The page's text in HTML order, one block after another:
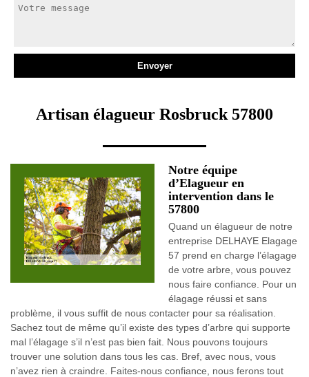
Artisan élagueur Rosbruck 57800
Notre équipe
d’Elagueur en
intervention dans le
57800
Quand un élagueur de notre
entreprise DELHAYE Elagage
57 prend en charge l’élagage
de votre arbre, vous pouvez
nous faire confiance. Pour un
élagage réussi et sans
problème, il vous suffit de nous contacter pour sa réalisation.
Sachez tout de même qu’il existe des types d’arbre qui supporte
mal l’élagage s’il n’est pas bien fait. Nous pouvons toujours
trouver une solution dans tous les cas. Bref, avec nous, vous
n’avez rien à craindre. Faites-nous confiance, nous ferons tout